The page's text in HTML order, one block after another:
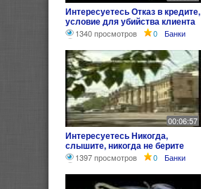
Интересуетесь Отказ в кредите,
условие для убийства клиента
за долги.
1340 просмотров 0 Банки
00:06:57
Интересуетесь Никогда,
слышите, никогда не берите
деньги в долг !
1397 просмотров 0 Банки